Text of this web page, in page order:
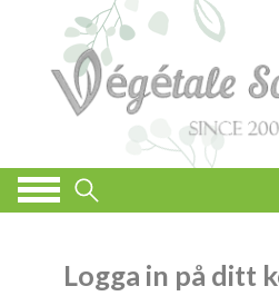
Logga in på ditt